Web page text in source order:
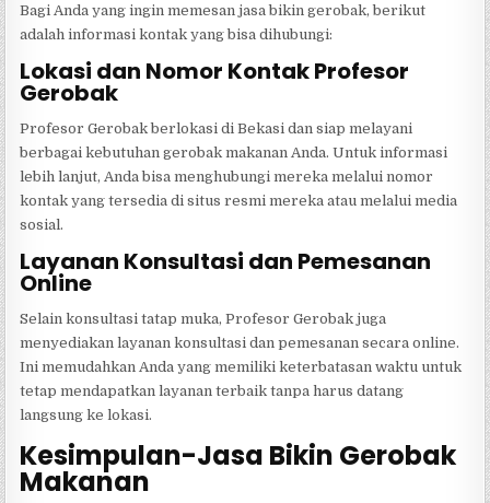
Bagi Anda yang ingin memesan jasa bikin gerobak, berikut
adalah informasi kontak yang bisa dihubungi:
Lokasi dan Nomor Kontak Profesor
Gerobak
Profesor Gerobak berlokasi di Bekasi dan siap melayani
berbagai kebutuhan gerobak makanan Anda. Untuk informasi
lebih lanjut, Anda bisa menghubungi mereka melalui nomor
kontak yang tersedia di situs resmi mereka atau melalui media
sosial.
Layanan Konsultasi dan Pemesanan
Online
Selain konsultasi tatap muka, Profesor Gerobak juga
menyediakan layanan konsultasi dan pemesanan secara online.
Ini memudahkan Anda yang memiliki keterbatasan waktu untuk
tetap mendapatkan layanan terbaik tanpa harus datang
langsung ke lokasi.
Kesimpulan-Jasa Bikin Gerobak
Makanan